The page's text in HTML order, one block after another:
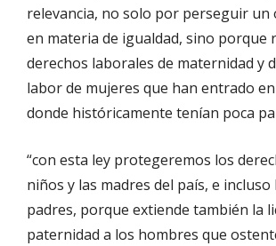
relevancia, no solo por perseguir
en materia de igualdad, sino porque
derechos laborales de maternidad y
labor de mujeres que han entrado
donde históricamente tenían poca
“con esta ley protegeremos los
niños y las madres del país, e incluso
padres, porque extiende también la
paternidad a los hombres que